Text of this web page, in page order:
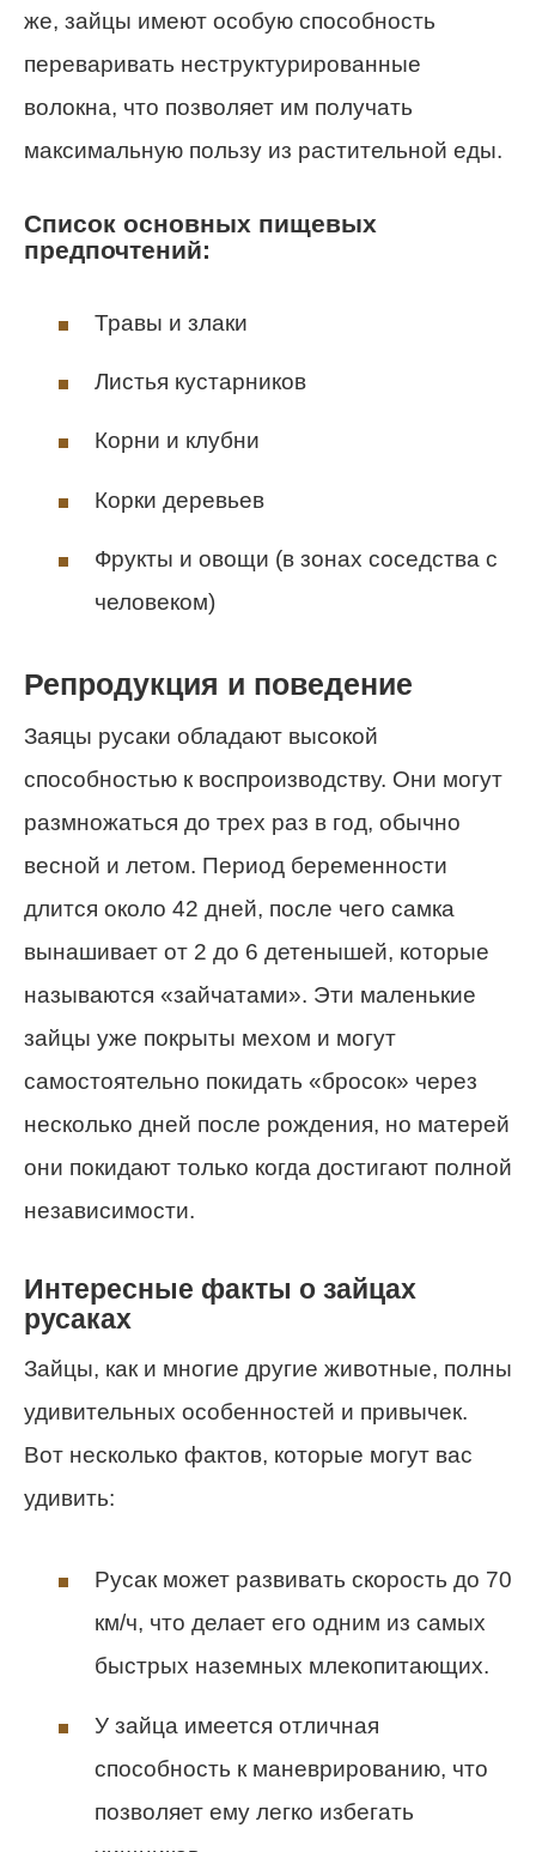
же, зайцы имеют особую способность
переваривать неструктурированные
волокна, что позволяет им получать
максимальную пользу из растительной еды.
Список основных пищевых
предпочтений:
Травы и злаки
Листья кустарников
Корни и клубни
Корки деревьев
Фрукты и овощи (в зонах соседства с
человеком)
Репродукция и поведение
Заяцы русаки обладают высокой
способностью к воспроизводству. Они могут
размножаться до трех раз в год, обычно
весной и летом. Период беременности
длится около 42 дней, после чего самка
вынашивает от 2 до 6 детенышей, которые
называются «зайчатами». Эти маленькие
зайцы уже покрыты мехом и могут
самостоятельно покидать «бросок» через
несколько дней после рождения, но матерей
они покидают только когда достигают полной
независимости.
Интересные факты о зайцах
русаках
Зайцы, как и многие другие животные, полны
удивительных особенностей и привычек.
Вот несколько фактов, которые могут вас
удивить:
Русак может развивать скорость до 70
км/ч, что делает его одним из самых
быстрых наземных млекопитающих.
У зайца имеется отличная
способность к маневрированию, что
позволяет ему легко избегать